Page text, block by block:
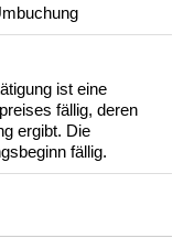
ist eine
fällig, deren
ergibt. Die
fällig.